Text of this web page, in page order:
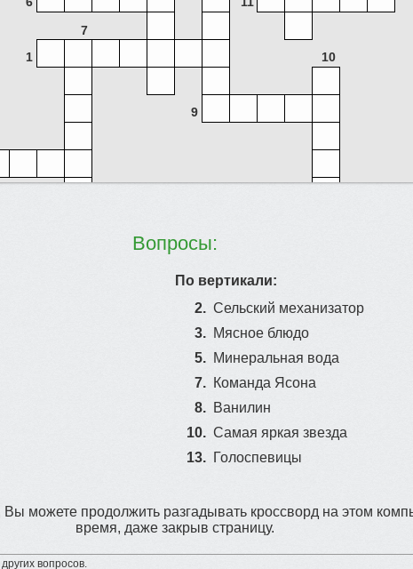
7
1
10
9
Вопросы:
По вертикали:
2. Сельский механизатор
3. Мясное блюдо
5. Минеральная вода
7. Команда Ясона
8. Ванилин
10. Самая яркая звезда
13. Голоспевицы
можете продолжить разгадывать кроссворд на этом
время, даже закрыв страницу.
вопросов.